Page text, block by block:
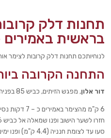
תחנות דלק
בראשית באמירים
לנוחיותכם תחנות דלק קרובות לצימר
התחנה הקרובה
דור אלון, מפגש הזיתים, כביש 85 בפניה לישוב מורן,
6 ק"מ מהצימר באמירים כ – 7 דקות נסיעה.
חזרו לשער הישוב ופנו שמאלה אל כביש 866
סעו עד לצומת חנניה (4.4 ק"מ) ופנו ימינה אל כביש 85